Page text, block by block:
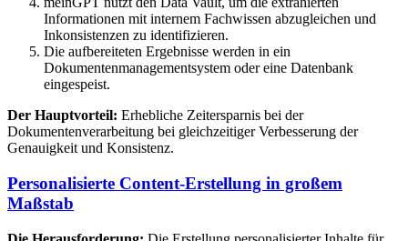
Informationen mit internem Fachwissen abzugleichen und
Inkonsistenzen zu identifizieren.
Die aufbereiteten Ergebnisse werden in ein
Dokumentenmanagementsystem oder eine Datenbank
eingespeist.
Der Hauptvorteil: Erhebliche Zeitersparnis bei der
Dokumentenverarbeitung bei gleichzeitiger Verbesserung der
Genauigkeit und Konsistenz.
Personalisierte Content-Erstellung in großem
Maßstab